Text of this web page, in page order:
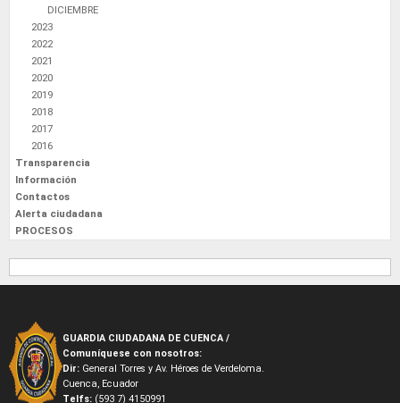
DICIEMBRE
2023
2022
2021
2020
2019
2018
2017
2016
Transparencia
Información
Contactos
Alerta ciudadana
PROCESOS
GUARDIA CIUDADANA DE CUENCA /
Comuníquese con nosotros:
Dir: General Torres y Av. Héroes de Verdeloma.
Cuenca, Ecuador
Telfs: (593 7) 4150991